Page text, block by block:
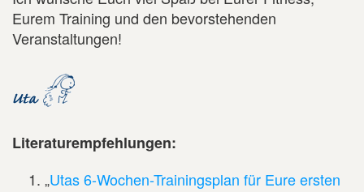
Eurem Training und den bevorstehenden
Veranstaltungen!
Literaturempfehlungen:
„Utas 6-Wochen-Trainingsplan für Eure ersten